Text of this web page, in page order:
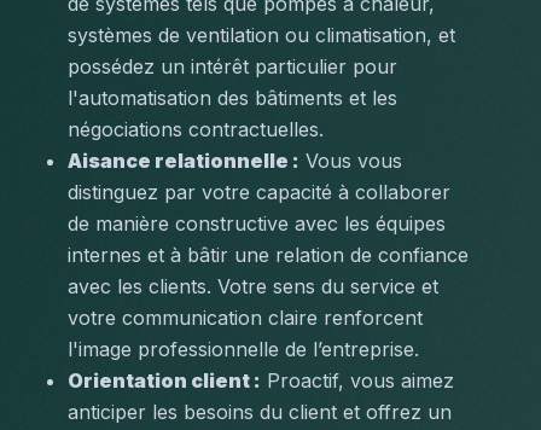
systèmes de ventilation ou climatisation, et
possédez un intérêt particulier pour
l'automatisation des bâtiments et les
négociations contractuelles.
Aisance relationnelle : Vous vous
distinguez par votre capacité à collaborer
de manière constructive avec les équipes
internes et à bâtir une relation de confiance
avec les clients. Votre sens du service et
votre communication claire renforcent
l'image professionnelle de l’entreprise.
Orientation client : Proactif, vous aimez
anticiper les besoins du client et offrez un